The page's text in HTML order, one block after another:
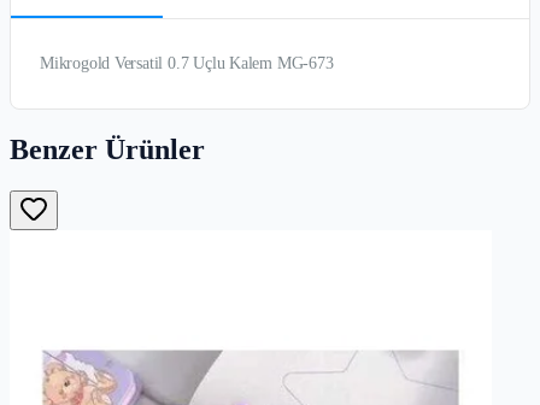
Mikrogold Versatil 0.7 Uçlu Kalem MG-673
Benzer Ürünler